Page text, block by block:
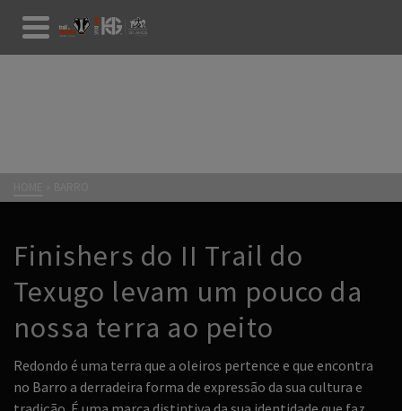
Finishers do II Trail do
Texugo levam um pouco da
nossa terra ao peito
Redondo é uma terra que a oleiros pertence e que encontra
no Barro a derradeira forma de expressão da sua cultura e